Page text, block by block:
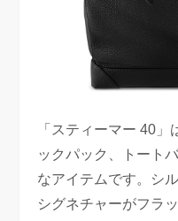
「スティーマー 40
ックパック、トート
なアイテムです。シ
シグネチャーがフラ